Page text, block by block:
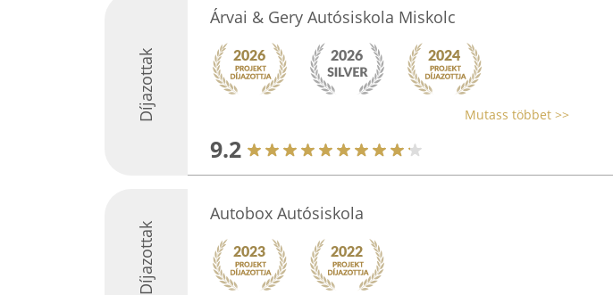
Díjazottak
Árvai & Gery Autósiskola Miskolc
Mutass többet >>
9.2
Díjazottak
Autobox Autósiskola